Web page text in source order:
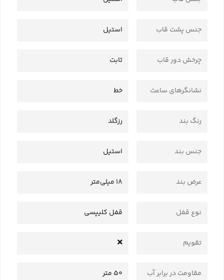
جنس پشت قاب استیل
چرخش دور قاب ثابت
نشانگرهای ساعت خط
رنگ بند رزگلد
جنس بند استیل
عرض بند 18 میلی‌متر
نوع قفل قفل کلیپسی
تقویم
مقاومت در برابر آب 50 متر